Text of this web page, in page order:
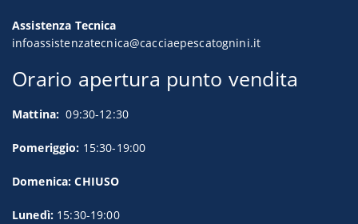
Assistenza Tecnica
infoassistenzatecnica@cacciaepescatognini.it
Orario apertura punto vendita
Mattina: 09:30-12:30
Pomeriggio: 15:30-19:00
Domenica: CHIUSO
Lunedì: 15:30-19:00